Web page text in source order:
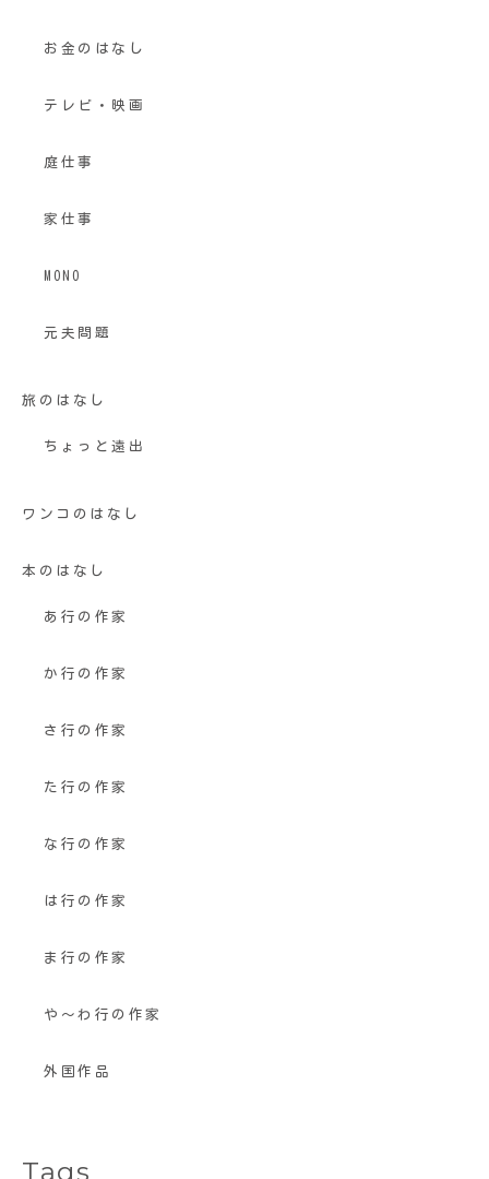
お金のはなし
テレビ・映画
庭仕事
家仕事
MONO
元夫問題
旅のはなし
ちょっと遠出
ワンコのはなし
本のはなし
あ行の作家
か行の作家
さ行の作家
た行の作家
な行の作家
は行の作家
ま行の作家
や〜わ行の作家
外国作品
Tags